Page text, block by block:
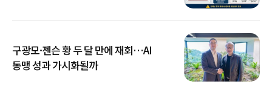
구광모·젠슨 황 두 달 만에 재회…AI
동맹 성과 가시화될까